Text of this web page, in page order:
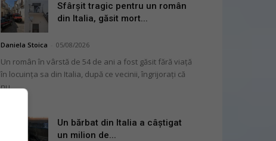
Sfârșit tragic pentru un român
din Italia, găsit mort...
Daniela Stoica 05/08/2026
Un român în vârstă de 54 de ani a fost găsit fără viață
în locuința sa din Italia, după ce vecinii, îngrijorați că
nu...
Un bărbat din Italia a câștigat
un milion de...